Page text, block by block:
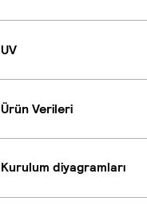
UV
Ürün Verileri
Kurulum diyagramları